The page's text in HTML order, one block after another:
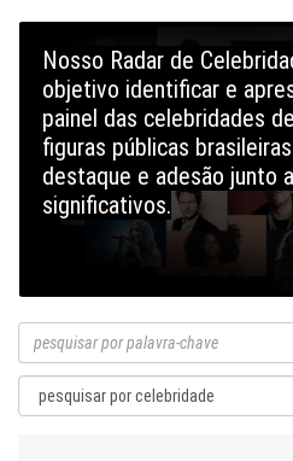
Nosso Radar de
objetivo identificar e
painel das celebridades
figuras públicas
destaque e adesão junto
significativos.